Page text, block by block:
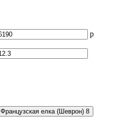
р
Французская елка (Шеврон) 8